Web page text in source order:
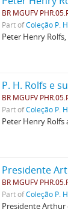
BR MGUFV
Part ofColeção P.
Peter Henry
P. H. Rolfs e
BR MGUFV
Part ofColeção P.
Peter Henry Rolfs
Presidente
BR MGUFV
Part ofColeção P.
Presidente Arthur